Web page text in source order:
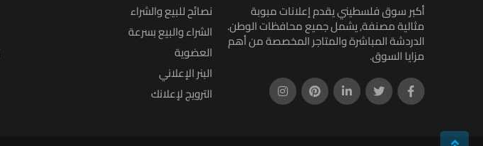
أكبر سوق فلسطيني يقدم إعلانات مبوبة
مثالية مصنفة, يشمل جميع محافظات الوطن.
الدردشة المباشرة والمتاجر المخصصة من أهم
مزايا السوق.
نصائح للبيع والشراء
الشراء والبيع بسرعة
العضوية
البنر الإعلاني
الترويج لإعلانك